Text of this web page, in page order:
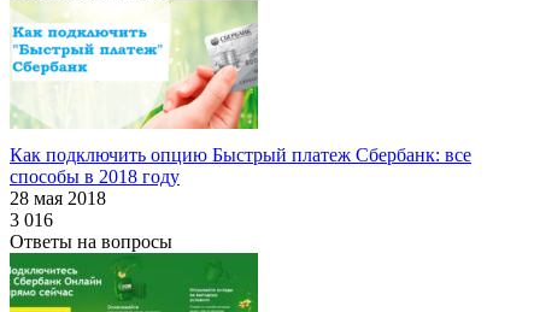
Как подключить опцию Быстрый платеж Сбербанк: все
способы в 2018 году
28 мая 2018
3 016
Ответы на вопросы